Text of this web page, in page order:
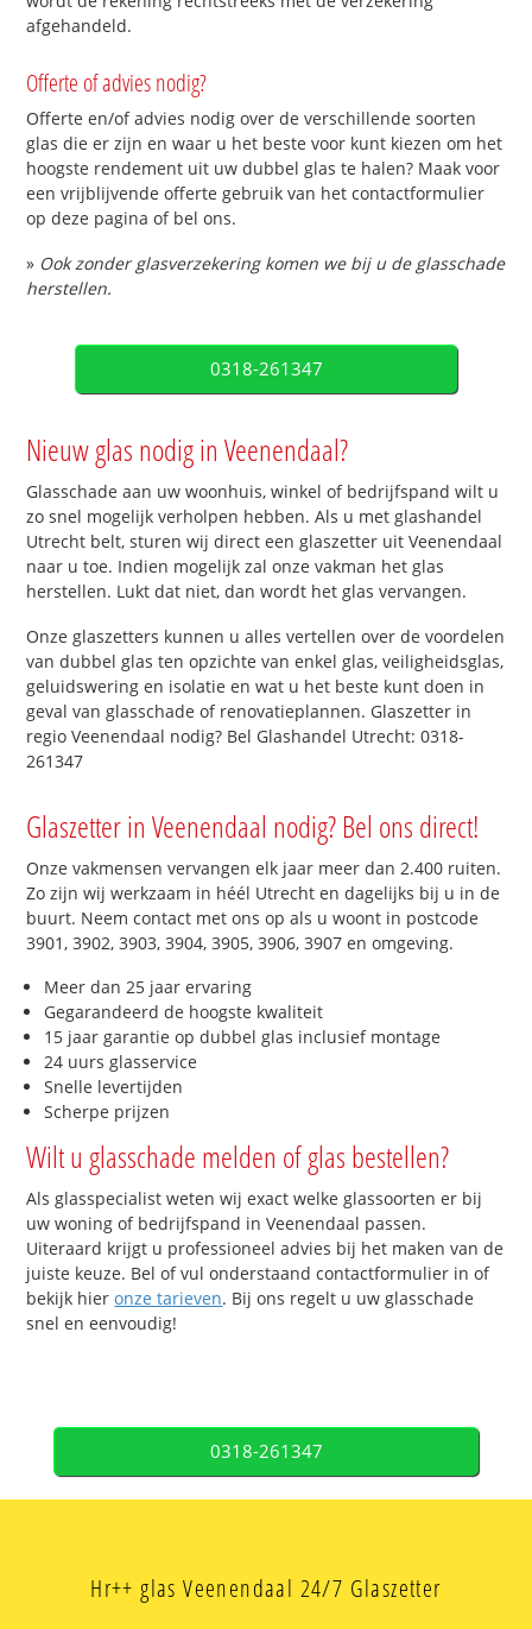
afgehandeld.
Offerte of advies nodig?
Offerte en/of advies nodig over de verschillende soorten
glas die er zijn en waar u het beste voor kunt kiezen om het
hoogste rendement uit uw dubbel glas te halen? Maak voor
een vrijblijvende offerte gebruik van het contactformulier
op deze pagina of bel ons.
» Ook zonder glasverzekering komen we bij u de glasschade
herstellen.
0318-261347
Nieuw glas nodig in Veenendaal?
Glasschade aan uw woonhuis, winkel of bedrijfspand wilt u
zo snel mogelijk verholpen hebben. Als u met glashandel
Utrecht belt, sturen wij direct een glaszetter uit Veenendaal
naar u toe. Indien mogelijk zal onze vakman het glas
herstellen. Lukt dat niet, dan wordt het glas vervangen.
Onze glaszetters kunnen u alles vertellen over de voordelen
van dubbel glas ten opzichte van enkel glas, veiligheidsglas,
geluidswering en isolatie en wat u het beste kunt doen in
geval van glasschade of renovatieplannen. Glaszetter in
regio Veenendaal nodig? Bel Glashandel Utrecht: 0318-
261347
Glaszetter in Veenendaal nodig? Bel ons direct!
Onze vakmensen vervangen elk jaar meer dan 2.400 ruiten.
Zo zijn wij werkzaam in héél Utrecht en dagelijks bij u in de
buurt. Neem contact met ons op als u woont in postcode
3901, 3902, 3903, 3904, 3905, 3906, 3907 en omgeving.
Meer dan 25 jaar ervaring
Gegarandeerd de hoogste kwaliteit
15 jaar garantie op dubbel glas inclusief montage
24 uurs glasservice
Snelle levertijden
Scherpe prijzen
Wilt u glasschade melden of glas bestellen?
Als glasspecialist weten wij exact welke glassoorten er bij
uw woning of bedrijfspand in Veenendaal passen.
Uiteraard krijgt u professioneel advies bij het maken van de
juiste keuze. Bel of vul onderstaand contactformulier in of
bekijk hieronze tarieven. Bij ons regelt u uw glasschade
snel en eenvoudig!
0318-261347
Hr++ glas Veenendaal 24/7 Glaszetter